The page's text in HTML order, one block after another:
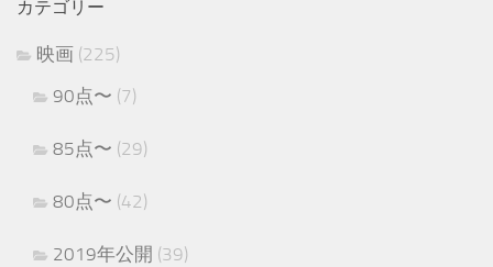
カテゴリー
映画 (225)
90点〜 (7)
85点〜 (29)
80点〜 (42)
2019年公開 (39)